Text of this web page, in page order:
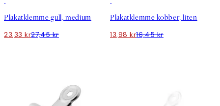
Plakatklemme gull, medium
23,33 kr27,45 kr
Plakatklemme kobber, liten
13,98 kr16,45 kr